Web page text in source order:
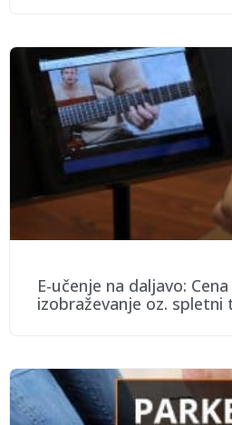
E-učenje na daljavo:
izobraževanje oz. spletni